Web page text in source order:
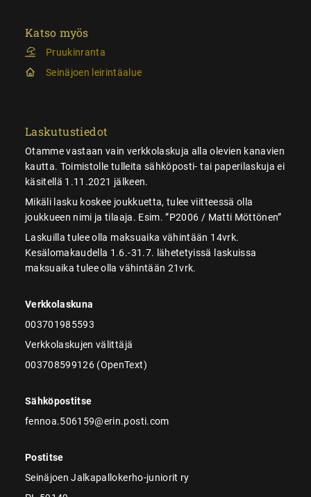
Katso myös
Pruukinranta
Seinäjoen leirintäalue
Laskutustiedot
Otamme vastaan vain verkkolaskuja alla olevien kanavien
kautta. Toimistolle tulleita sähköposti- tai paperilaskuja ei
käsitellä 1.11.2021 jälkeen.
Mikäli lasku koskee joukkuetta, tulee viitteessä olla
joukkueen nimi ja tilaaja. Esim. ”P2006 / Matti Möttönen”
Laskuilla tulee olla maksuaika vähintään 14vrk.
Kesälomakaudella 1.6.-31.7. lähetetyissä laskuissa
maksuaika tulee olla vähintään 21vrk.
Verkkolaskuna
003701985593
Verkkolaskujen välittäjä
003708599126 (OpenText)
Sähköpostitse
fennoa.506159@erin.posti.com
Postitse
Seinäjoen Jalkapallokerho-juniorit ry